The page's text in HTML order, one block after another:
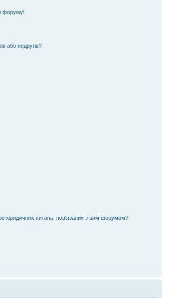
форуму!
або недругів?
юридичних питань, пов'язаних з цим форумом?